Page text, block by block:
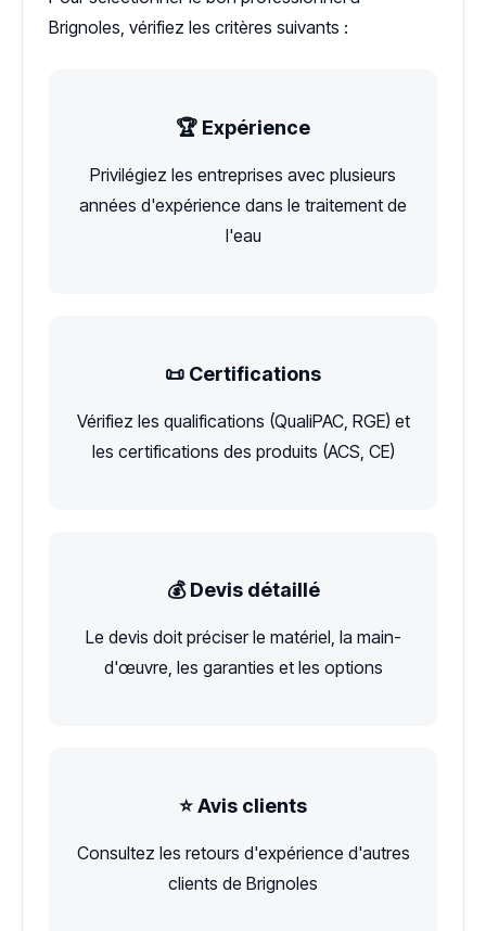
Brignoles, vérifiez les critères suivants :
🏆 Expérience
Privilégiez les entreprises avec plusieurs
années d'expérience dans le traitement de
l'eau
📜 Certifications
Vérifiez les qualifications (QualiPAC, RGE) et
les certifications des produits (ACS, CE)
💰 Devis détaillé
Le devis doit préciser le matériel, la main-
d'œuvre, les garanties et les options
⭐ Avis clients
Consultez les retours d'expérience d'autres
clients de Brignoles